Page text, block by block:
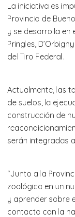
La iniciativa es
Provincia de
y se desarrolla en
Pringles,
del Tiro Federal.
Actualmente, las
de suelos, la
construcción de
serán integradas
“Junto a la
zoológico en un
y aprender sobre
contacto con la